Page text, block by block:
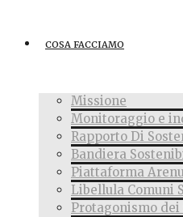
COSA FACCIAMO
Missione
Monitoraggio e
Rapporto Di
Bandiera
Piattaforma
Libellula Comuni
Protagonismo dei